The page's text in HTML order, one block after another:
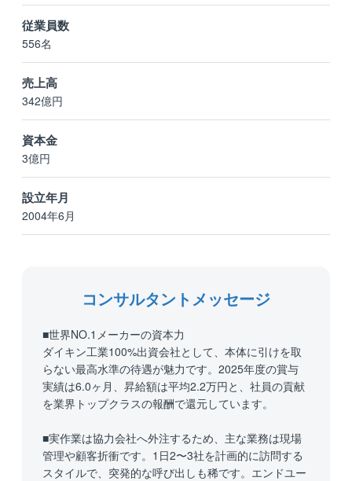
設立年月
2004年6月
資本金
3億円
売上高
342億円
従業員数
556名
コンサルタントメッセージ
■世界NO.1メーカーの資本力
ダイキン工業100%出資会社として、本体に引けを取
らない最高水準の待遇が魅力です。2025年度の賞与
実績は6.0ヶ月、昇給額は平均2.2万円と、社員の貢献
を業界トップクラスの報酬で還元しています。
■実作業は協力会社へ外注するため、主な業務は現場
管理や顧客折衝です。1日2〜3社を計画的に訪問する
スタイルで、突発的な呼び出しも稀です。エンドユー